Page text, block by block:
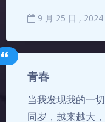
9 月 25 日 , 2024
青春
当我发现我的一
同岁，越来越大